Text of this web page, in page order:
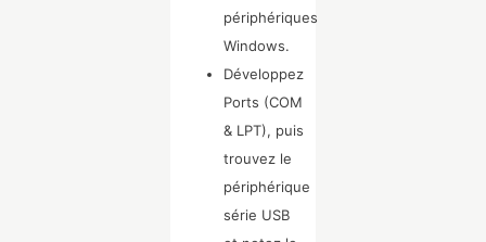
périphériques
Windows.
Développez
Ports (COM
& LPT), puis
trouvez le
périphérique
série USB